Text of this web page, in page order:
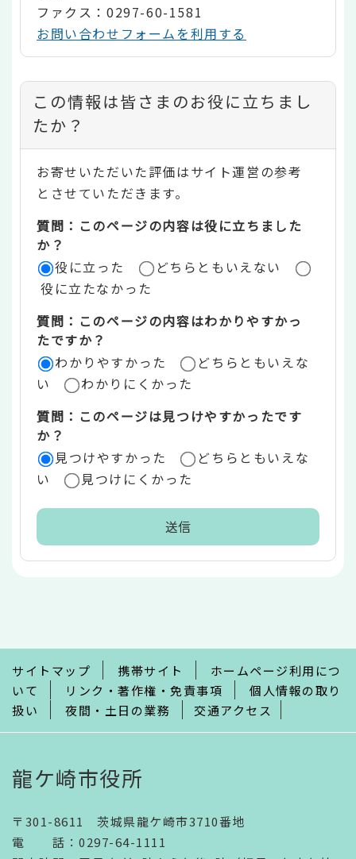
ファクス：0297-60-1581
お問い合わせフォームを利用する
コ
ン
テ
ン
ツ
評
価
リ
ア
この情報は皆さまのお役に立ちまし
たか？
お寄せいただいた評価はサイト運営の参考
とさせていただきます。
質問：このページの内容は役に立ちました
か？
役に立った
どちらともいえない
役に立たなかった
質問：このページの内容はわかりやすかっ
たですか？
わかりやすかった
どちらともいえな
い
わかりにくかった
質問：このページは見つけやすかったです
か？
見つけやすかった
どちらともいえな
い
見つけにくかった
で
サイトマップ 携帯サイト
ホームページ利用につ
いて
リンク・著作権・免責事項
個人情報の取り
扱い
夜間・土日の業務 交通アクセス
龍ケ崎市役所
〒301-8611 茨城県龍ケ崎市3710番地
電話 ： 0297-64-1111